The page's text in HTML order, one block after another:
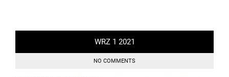
WRZ 1 2021
NO COMMENTS